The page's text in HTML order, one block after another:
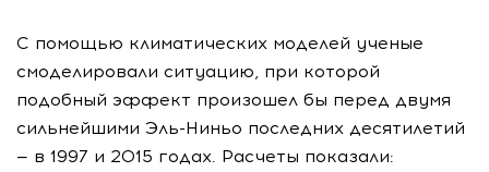
С помощью климатических моделей ученые
смоделировали ситуацию, при которой
подобный эффект произошел бы перед двумя
сильнейшими Эль-Ниньо последних десятилетий
— в 1997 и 2015 годах. Расчеты показали: